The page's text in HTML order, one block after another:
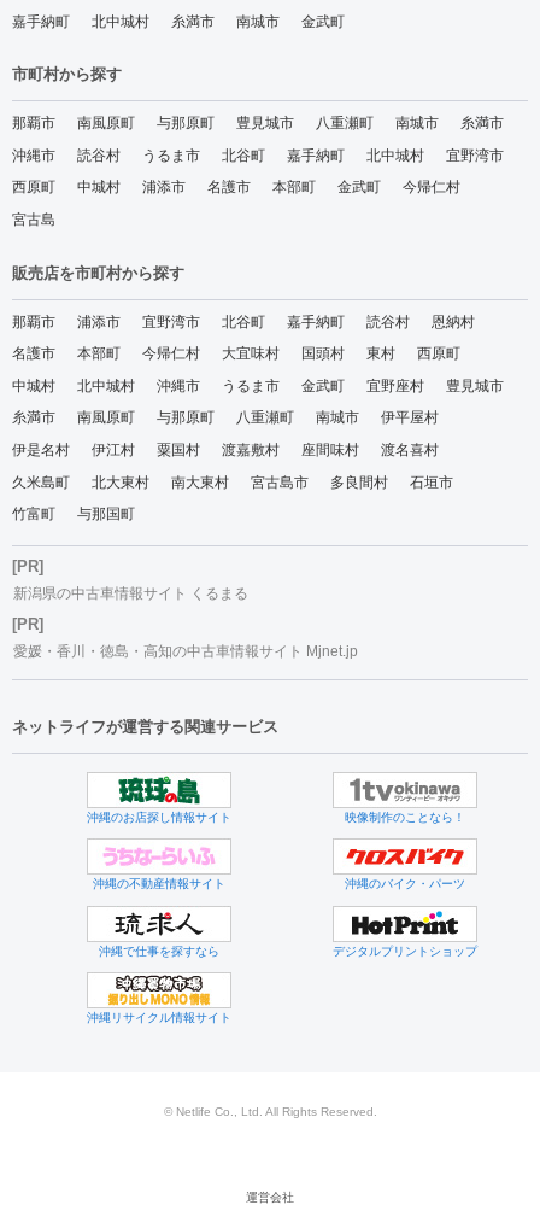
嘉手納町
北中城村 糸満市 南城市 金武町
市町村から探す
那覇市 南風原町 与那原町 豊見城市 八重瀬町 南城市
糸満市
沖縄市
読谷村 うるま市 北谷町 嘉手納町 北中城村
宜野湾市
西原町
中城村 浦添市 名護市 本部町 金武町
今帰仁村
宮古島
販売店を市町村から探す
那覇市 浦添市 宜野湾市 北谷町 嘉手納町 読谷村
恩納村
名護市
本部町 今帰仁村 大宜味村 国頭村 東村
西原町
中城村
北中城村 沖縄市 うるま市 金武町 宜野座村
豊見城市
糸満市
南風原町 与那原町 八重瀬町 南城市
伊平屋村
伊是名村
伊江村 粟国村 渡嘉敷村 座間味村
渡名喜村
久米島町
北大東村 南大東村 宮古島市 多良間村
石垣市
竹富町
与那国町
[PR]
新潟県の中古車情報サイト くるまる
[PR]
愛媛・香川・徳島・高知の中古車情報サイト Mjnet.jp
ネットライフが運営する関連サービス
沖縄のお店探し情報サイト 映像制作のことなら！
沖縄の不動産情報サイト 沖縄のバイク・パーツ
沖縄で仕事を探すなら デジタルプリントショップ
沖縄リサイクル情報サイト
© Netlife Co., Ltd. All Rights Reserved.
運営会社